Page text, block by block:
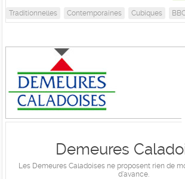
Traditionnelles Contemporaines Cubiques
Demeures
Les Demeures Caladoises ne proposent rien de
d'avance.